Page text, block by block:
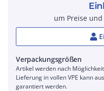
um Preise
Verpackungsgrößen
Artikel werden nach
Lieferung in vollen VPE kann
garantiert werden.